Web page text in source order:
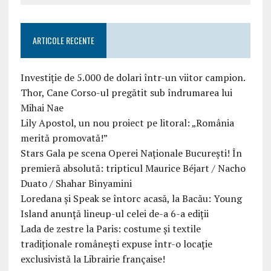
ARTICOLE RECENTE
Investiție de 5.000 de dolari într-un viitor campion.
Thor, Cane Corso-ul pregătit sub îndrumarea lui
Mihai Nae
Lily Apostol, un nou proiect pe litoral: „România
merită promovată!”
Stars Gala pe scena Operei Naționale București! În
premieră absolută: tripticul Maurice Béjart / Nacho
Duato / Shahar Binyamini
Loredana și Speak se întorc acasă, la Bacău: Young
Island anunță lineup-ul celei de-a 6-a ediții
Lada de zestre la Paris: costume și textile
tradiționale românești expuse într-o locație
exclusivistă la Librairie française!